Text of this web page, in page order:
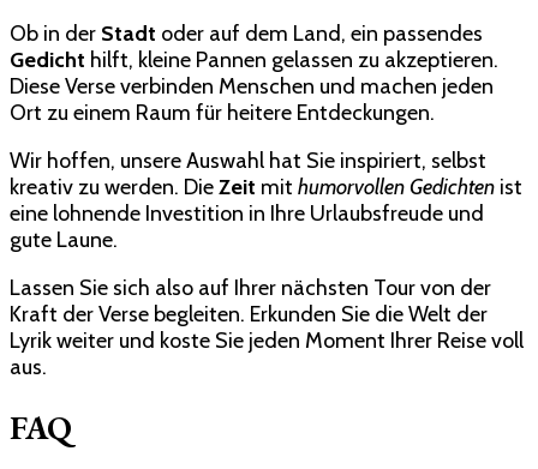
Ob in der Stadt oder auf dem Land, ein passendes
Gedicht hilft, kleine Pannen gelassen zu akzeptieren.
Diese Verse verbinden Menschen und machen jeden
Ort zu einem Raum für heitere Entdeckungen.
Wir hoffen, unsere Auswahl hat Sie inspiriert, selbst
kreativ zu werden. DieZeit mit humorvollen Gedichten ist
eine lohnende Investition in Ihre Urlaubsfreude und
gute Laune.
Lassen Sie sich also auf Ihrer nächsten Tour von der
Kraft der Verse begleiten. Erkunden Sie die Welt der
Lyrik weiter und koste Sie jeden Moment Ihrer Reise voll
aus.
FAQ